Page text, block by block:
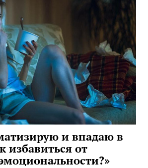
и впадаю в
избавиться от